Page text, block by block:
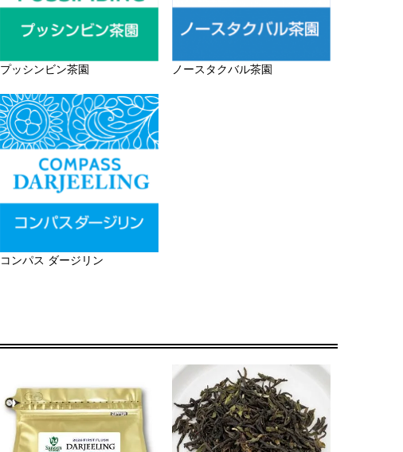
プッシンビン茶園 ノースタクバル茶園
コンパス ダージリン